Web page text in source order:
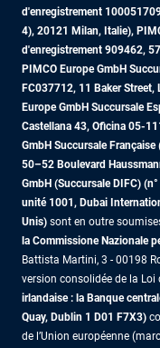
d'enregistrement
4), 20121 Milan, Italie),
d'enregistrement 909462,
PIMCO Europe GmbH
FC037712, 11 Baker
Europe GmbH Succursale
Castellana 43, Oficina 05-
GmbH Succursale
50–52 Boulevard
GmbH (Succursale DIFC)
unité 1001, Dubai
Unis) sont en outre
la Commissione Nazionale
Battista Martini, 3 - 00198
version consolidée de la
irlandaise : la Banque
Quay, Dublin 1 D01 F7X3)
de l’Union européenne